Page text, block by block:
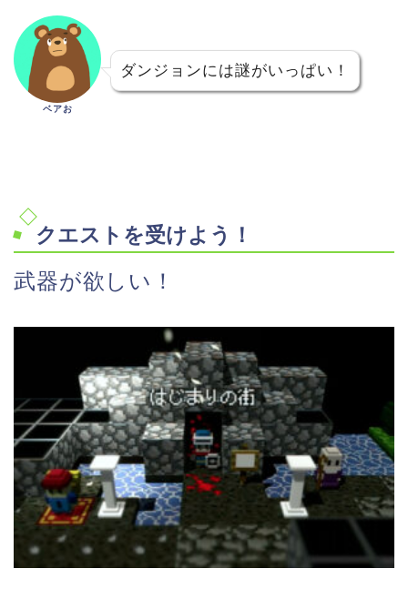
ベアお
ダンジョンには謎がいっぱい！
クエストを受けよう！
武器が欲しい！